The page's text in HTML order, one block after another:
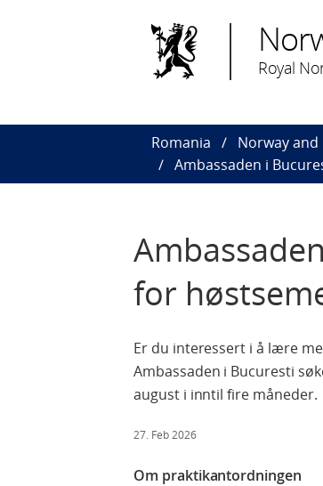
Royal
Romania Norway and
Ambassaden i
for
Er du interessert i å lære
Ambassaden i Bucuresti
august i inntil fire måneder.
27. Feb 2026
Om praktikantordningen